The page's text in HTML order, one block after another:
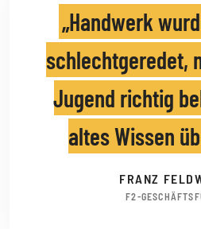
Handwerk
schlechtgeredet,
Jugend richtig
altes Wissen
FRANZ
F2-